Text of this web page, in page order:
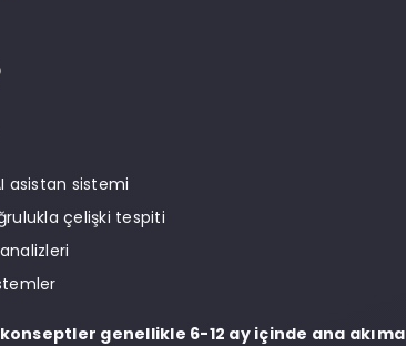
asistan sistemi
çelişki tespiti
genellikle 6-12 ay içinde ana akıma